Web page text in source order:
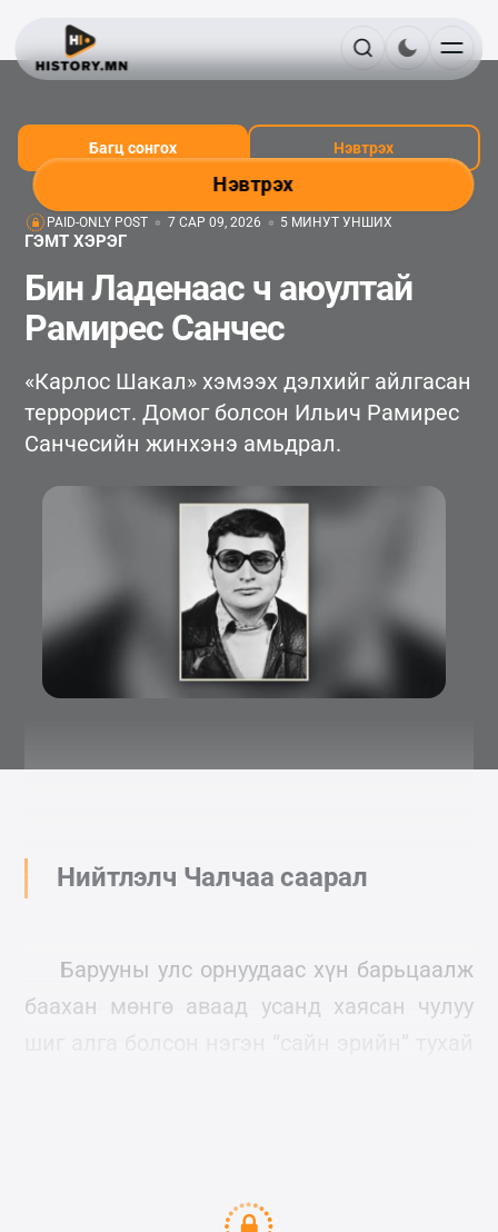
Нэвтрэх
Багц сонгох Нэвтрэх
PAID-ONLY POST 7 САР 09, 2026 5 МИНУТ УНШИХ
ГЭМТ ХЭРЭГ
Бин Ладенаас ч аюултай
Рамирес Санчес
«Карлос Шакал» хэмээх дэлхийг айлгасан
террорист. Домог болсон Ильич Рамирес
Санчесийн жинхэнэ амьдрал.
Нийтлэлч Чалчаа саарал
Барууны улс орнуудаас хүн барьцаалж
баахан мөнгө аваад усанд хаясан чулуу